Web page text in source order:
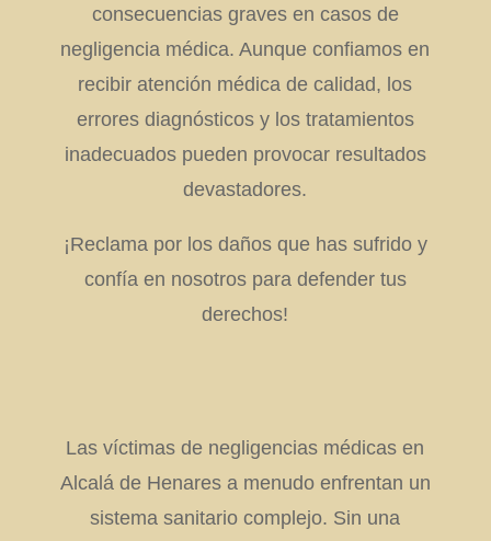
consecuencias graves en casos de
negligencia médica. Aunque confiamos en
recibir atención médica de calidad, los
errores diagnósticos y los tratamientos
inadecuados pueden provocar resultados
devastadores.
¡Reclama por los daños que has sufrido y
confía en nosotros para defender tus
derechos!
Las víctimas de negligencias médicas en
Alcalá de Henares a menudo enfrentan un
sistema sanitario complejo. Sin una